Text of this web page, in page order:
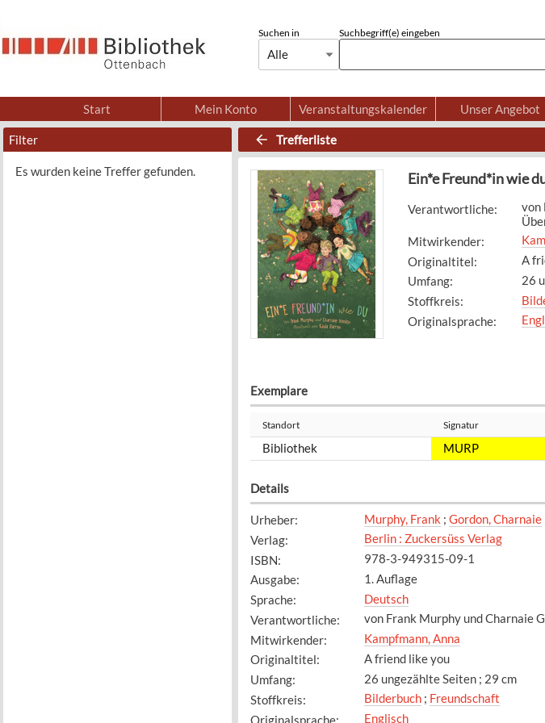
Suchen in
Alle
Suchbegriff(e) eingeben
Start Mein Konto Veranstaltungskalender Unser Angebot
Filter
Es wurden keine Treffer gefunden.
Trefferliste
Ein*e Freund*in wie
Verantwortliche:
von
Mitwirkender:
Originaltitel:
A
Umfang:
26
Stoffkreis:
Originalsprache:
Exemplare
Standort Signatur
Bibliothek MURP
Details
Urheber: Murphy, Frank ; Gordon, Charnaie
Verlag:
Berlin : Zuckersüss Verlag
ISBN:
978-3-949315-09-1
Ausgabe:
1. Auflage
Sprache:
Deutsch
Verantwortliche:
von Frank Murphy und Charnaie
Mitwirkender:
Kampfmann, Anna
Originaltitel:
A friend like you
Umfang:
26 ungezählte Seiten ; 29 cm
Stoffkreis: Bilderbuch; Freundschaft
Originalsprache: Englisch